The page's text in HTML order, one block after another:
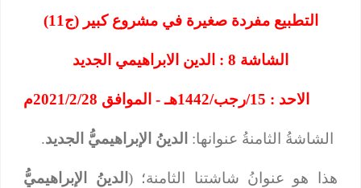
التطبيع مفردة صغيرة في مشروع كبير (ج11)
الشاشة 8 : الدين الابراهيمي الجديد
الاحد : 15/رجب/1442هـ - الموافق 2021/2/28م
الشاشةُ الثامنةُ عنوانها:الدينُ الإبراهيميُّ الجديد.
هذا هو عنوانُ شاشتنا الثامنة؛ ( الدينُ الإبراهيميُّ